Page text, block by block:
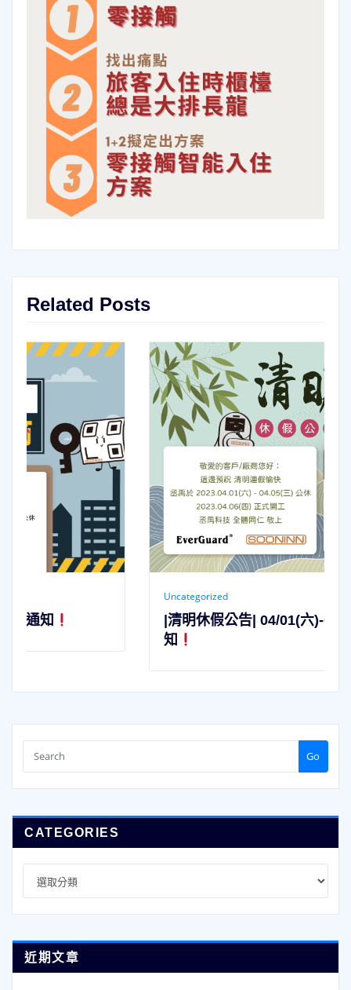
Related Posts
|清明休假公告| 04/01(六)-04/05(三)公休通
Go
CATEGORIES
近期文章